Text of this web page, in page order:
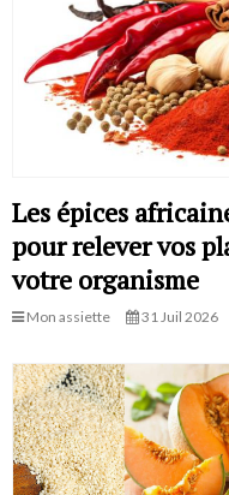
Les épices
pour relever vos
votre organisme
Mon assiette 31 Juil 2026